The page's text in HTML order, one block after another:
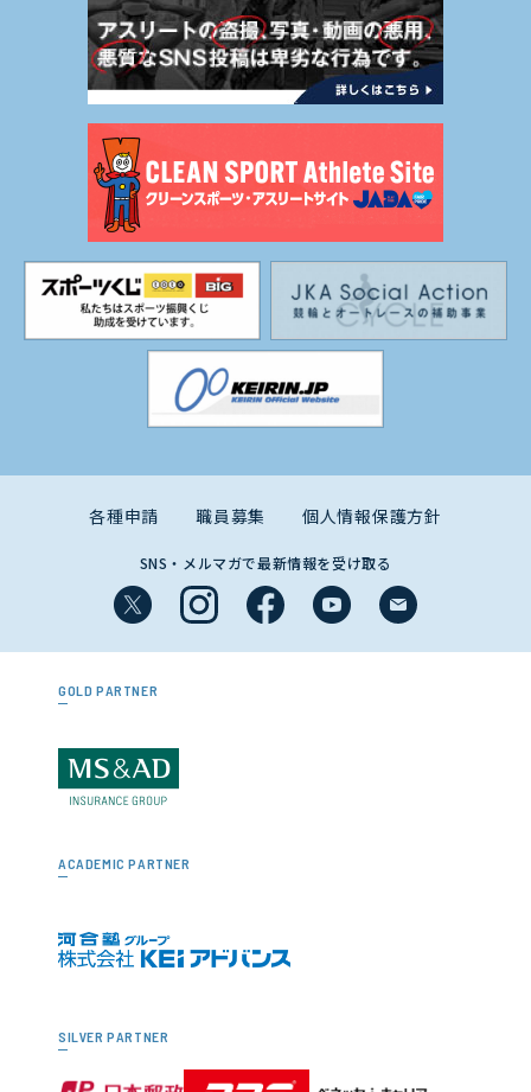
各種申請 職員募集 個人情報保護方針
SNS・メルマガで最新情報を受け取る
GOLD PARTNER
ACADEMIC PARTNER
SILVER PARTNER